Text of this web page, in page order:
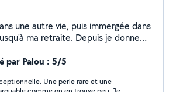
une autre vie, puis immergée dans
ma retraite. Depuis je donne
et du bénévolat....
par Palou : 5/5
Une perle rare et une